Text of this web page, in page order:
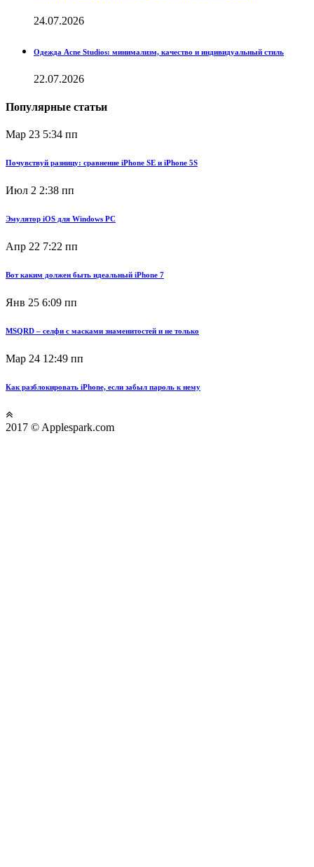
24.07.2026
Одежда Acne Studios: минимализм, качество и индивидуальный стиль
22.07.2026
Популярные статьи
Мар 23 5:34 пп
Почувствуй разницу: сравнение iPhone SE и iPhone 5S
Июл 2 2:38 пп
Эмулятор iOS для Windows PC
Апр 22 7:22 пп
Вот каким должен быть идеальный iPhone 7
Янв 25 6:09 пп
MSQRD – селфи с масками знаменитостей и не только
Мар 24 12:49 пп
Как разблокировать iPhone, если забыл пароль к нему
2017 © Applespark.com